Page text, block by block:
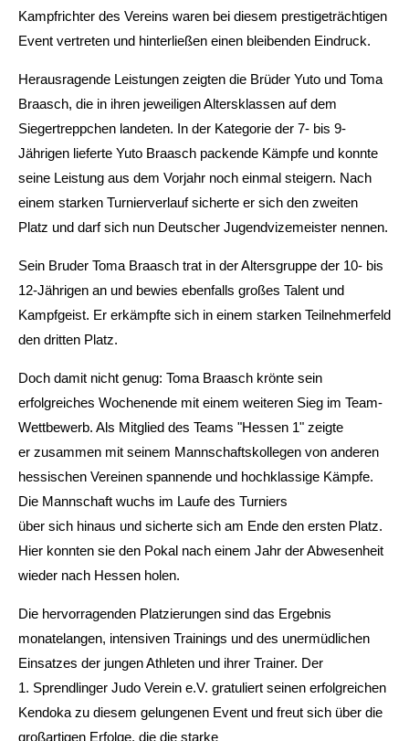
Kampfrichter des Vereins waren bei diesem prestigeträchtigen
Event vertreten und hinterließen einen bleibenden Eindruck.
Herausragende Leistungen zeigten die Brüder Yuto und Toma
Braasch, die in ihren jeweiligen Altersklassen auf dem
Siegertreppchen landeten. In der Kategorie der 7- bis 9-
Jährigen lieferte Yuto Braasch packende Kämpfe und konnte
seine Leistung aus dem Vorjahr noch einmal steigern. Nach
einem starken Turnierverlauf sicherte er sich den zweiten
Platz und darf sich nun Deutscher Jugendvizemeister nennen.
Sein Bruder Toma Braasch trat in der Altersgruppe der 10- bis
12-Jährigen an und bewies ebenfalls großes Talent und
Kampfgeist. Er erkämpfte sich in einem starken Teilnehmerfeld
den dritten Platz.
Doch damit nicht genug: Toma Braasch krönte sein
erfolgreiches Wochenende mit einem weiteren Sieg im Team-
Wettbewerb. Als Mitglied des Teams "Hessen 1" zeigte
er zusammen mit seinem Mannschaftskollegen von anderen
hessischen Vereinen spannende und hochklassige Kämpfe.
Die Mannschaft wuchs im Laufe des Turniers
über sich hinaus und sicherte sich am Ende den ersten Platz.
Hier konnten sie den Pokal nach einem Jahr der Abwesenheit
wieder nach Hessen holen.
Die hervorragenden Platzierungen sind das Ergebnis
monatelangen, intensiven Trainings und des unermüdlichen
Einsatzes der jungen Athleten und ihrer Trainer. Der
1. Sprendlinger Judo Verein e.V. gratuliert seinen erfolgreichen
Kendoka zu diesem gelungenen Event und freut sich über die
großartigen Erfolge, die die starke